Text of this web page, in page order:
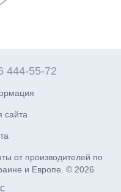
444-55-72
сайта
от производителей по
и Европе. © 2026